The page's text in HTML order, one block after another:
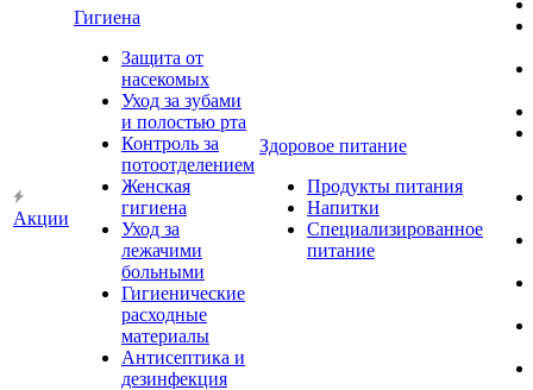
Акции
Гигиена
Защита от
насекомых
Уход за зубами
и полостью рта
Контроль за
потоотделением
Женская
гигиена
Уход за
лежачими
больными
Гигиенические
расходные
материалы
Антисептика и
дезинфекция
Здоровое питание
Продукты питания
Напитки
Специализированное
питание